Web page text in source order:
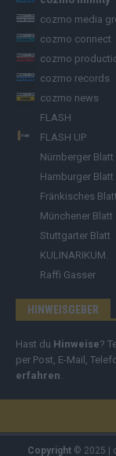
cozmo media
cozmo connect
cozmo
cozmo records
cozmo news
FLASH
FLASH UP
Nürnberger Blatt
Hamburger Blatt
Fränkisches Blatt
Münchener Blatt
Stuttgarter Blatt
KULINARIKUM.
Raffi Gasser
HINWEISGEBER
Hast du Hinweise?
per Post, E-Mail,
erfahren.
Copyright© 2025 |